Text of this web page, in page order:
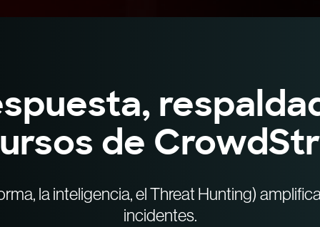
de
la inteligencia, el Threat Hunting)
incidentes.